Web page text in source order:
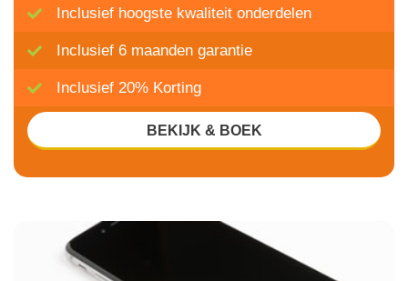
Inclusief hoogste kwaliteit onderdelen
Inclusief 6 maanden garantie
Inclusief 20% Korting
BEKIJK & BOEK